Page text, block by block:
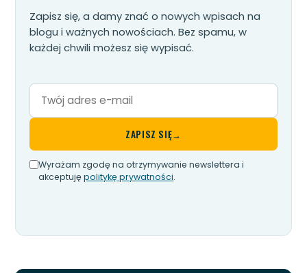
Zapisz się, a damy znać o nowych wpisach na
blogu i ważnych nowościach. Bez spamu, w
każdej chwili możesz się wypisać.
Twój
adres
mail
ZAPISZ SIĘ→
Wyrażam zgodę na otrzymywanie newslettera i
akceptujępolitykę prywatności.